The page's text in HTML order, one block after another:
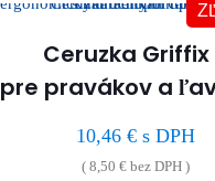
Ceruzka Griffix
pre pravákov a
10,46€ s DPH
(8,50€ bez DPH )